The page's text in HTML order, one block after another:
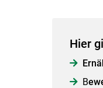
Hier
B